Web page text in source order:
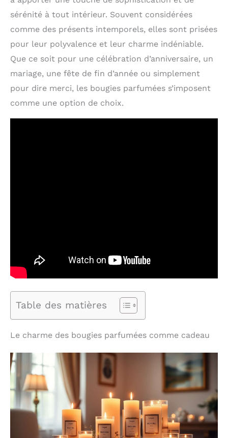
sérénité à tout intérieur. Souvent considérées
comme des présents intemporels, elles sont prisées
pour leur polyvalence et leur charme indéniable.
Que ce soit pour une célébration d’anniversaire, un
mariage, une fête de fin d’année ou simplement
pour dire merci, les bougies parfumées s’imposent
comme une option de choix.
Table des matières
Le charme des bougies parfumées comme cadeau